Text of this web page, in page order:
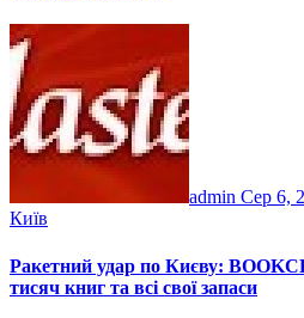
admin Сер 6,
Київ
Ракетний удар по Києву:
тисяч книг та всі свої запаси